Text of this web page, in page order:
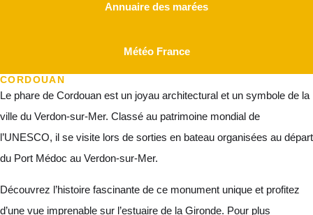
Annuaire des marées
Météo France
CORDOUAN
Le phare de Cordouan est un joyau architectural et un symbole de la
ville du Verdon-sur-Mer. Classé au patrimoine mondial de
l’UNESCO, il se visite lors de sorties en bateau organisées au départ
du Port Médoc au Verdon-sur-Mer.
Découvrez l’histoire fascinante de ce monument unique et profitez
d’une vue imprenable sur l’estuaire de la Gironde. Pour plus